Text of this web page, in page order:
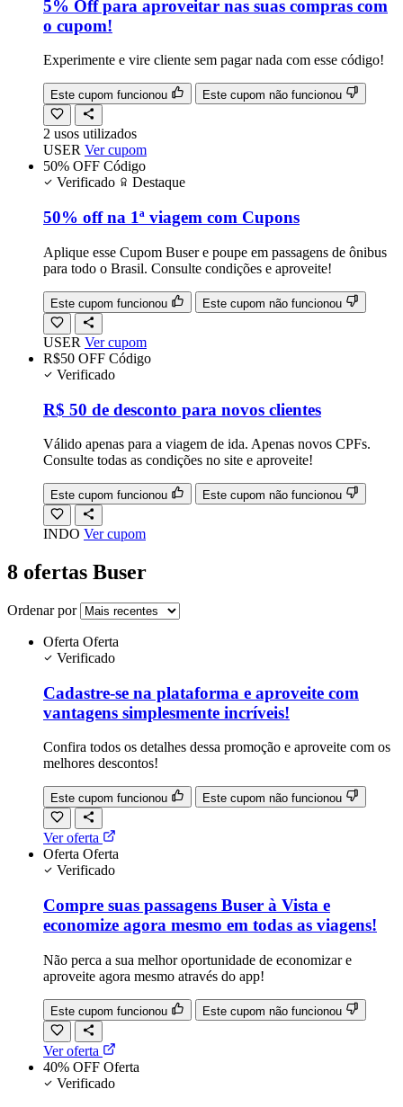
5% Off para aproveitar nas suas compras com
o cupom!
Experimente e vire cliente sem pagar nada com esse código!
Este cupom funcionou Este cupom não funcionou
2 usos utilizados
USER Ver cupom
50% OFF Código
Verificado
Destaque
50% off na 1ª viagem com Cupons
Aplique esse Cupom Buser e poupe em passagens de ônibus
para todo o Brasil. Consulte condições e aproveite!
Este cupom funcionou Este cupom não funcionou
USER Ver cupom
R$50 OFF Código
Verificado
R$ 50 de desconto para novos clientes
Válido apenas para a viagem de ida. Apenas novos CPFs.
Consulte todas as condições no site e aproveite!
Este cupom funcionou Este cupom não funcionou
INDO Ver cupom
8 ofertas Buser
Ordenar por
Oferta Oferta
Verificado
Cadastre-se na plataforma e aproveite com
vantagens simplesmente incríveis!
Confira todos os detalhes dessa promoção e aproveite com os
melhores descontos!
Este cupom funcionou Este cupom não funcionou
Ver oferta
Oferta Oferta
Verificado
Compre suas passagens Buser à Vista e
economize agora mesmo em todas as viagens!
Não perca a sua melhor oportunidade de economizar e
aproveite agora mesmo através do app!
Este cupom funcionou Este cupom não funcionou
Ver oferta
40% OFF Oferta
Verificado